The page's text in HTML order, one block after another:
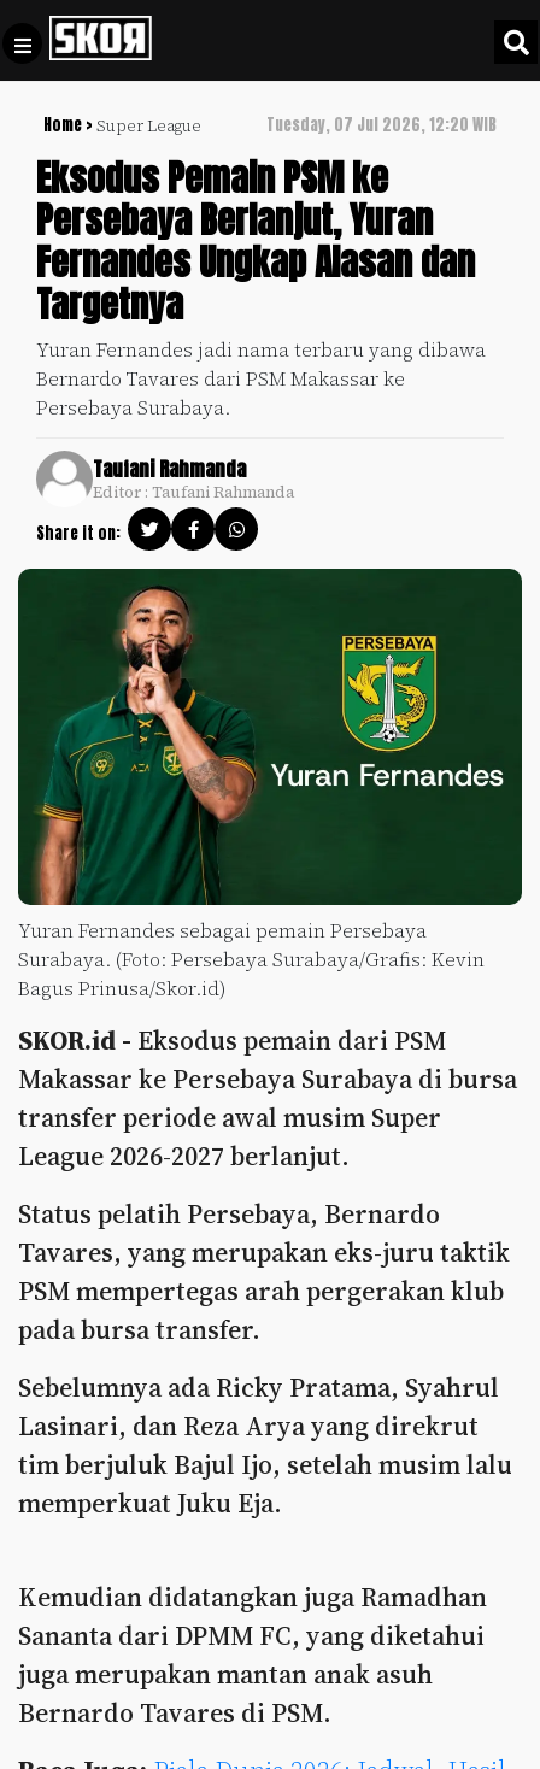
Home > Super League Tuesday, 07 Jul 2026, 12:20 WIB
Eksodus Pemain PSM ke
Persebaya Berlanjut, Yuran
Fernandes Ungkap Alasan dan
Targetnya
Yuran Fernandes jadi nama terbaru yang dibawa
Bernardo Tavares dari PSM Makassar ke
Persebaya Surabaya.
Taufani Rahmanda
Editor : Taufani Rahmanda
Share it on:
Yuran Fernandes sebagai pemain Persebaya
Surabaya. (Foto: Persebaya Surabaya/Grafis: Kevin
Bagus Prinusa/Skor.id)
SKOR.id - Eksodus pemain dari PSM
Makassar ke Persebaya Surabaya di bursa
transfer periode awal musim Super
League 2026-2027 berlanjut.
Status pelatih Persebaya, Bernardo
Tavares, yang merupakan eks-juru taktik
PSM mempertegas arah pergerakan klub
pada bursa transfer.
Sebelumnya ada Ricky Pratama, Syahrul
Lasinari, dan Reza Arya yang direkrut
tim berjuluk Bajul Ijo, setelah musim lalu
memperkuat Juku Eja.
Kemudian didatangkan juga Ramadhan
Sananta dari DPMM FC, yang diketahui
juga merupakan mantan anak asuh
Bernardo Tavares di PSM.
Football +
Culture +
Sports
Update
+
Timnas
Indonesia
SKOR
SPECIAL
Video
Policy
Pedoman
Pemberitaan
Media
Siber
Disclaimer
Tentang